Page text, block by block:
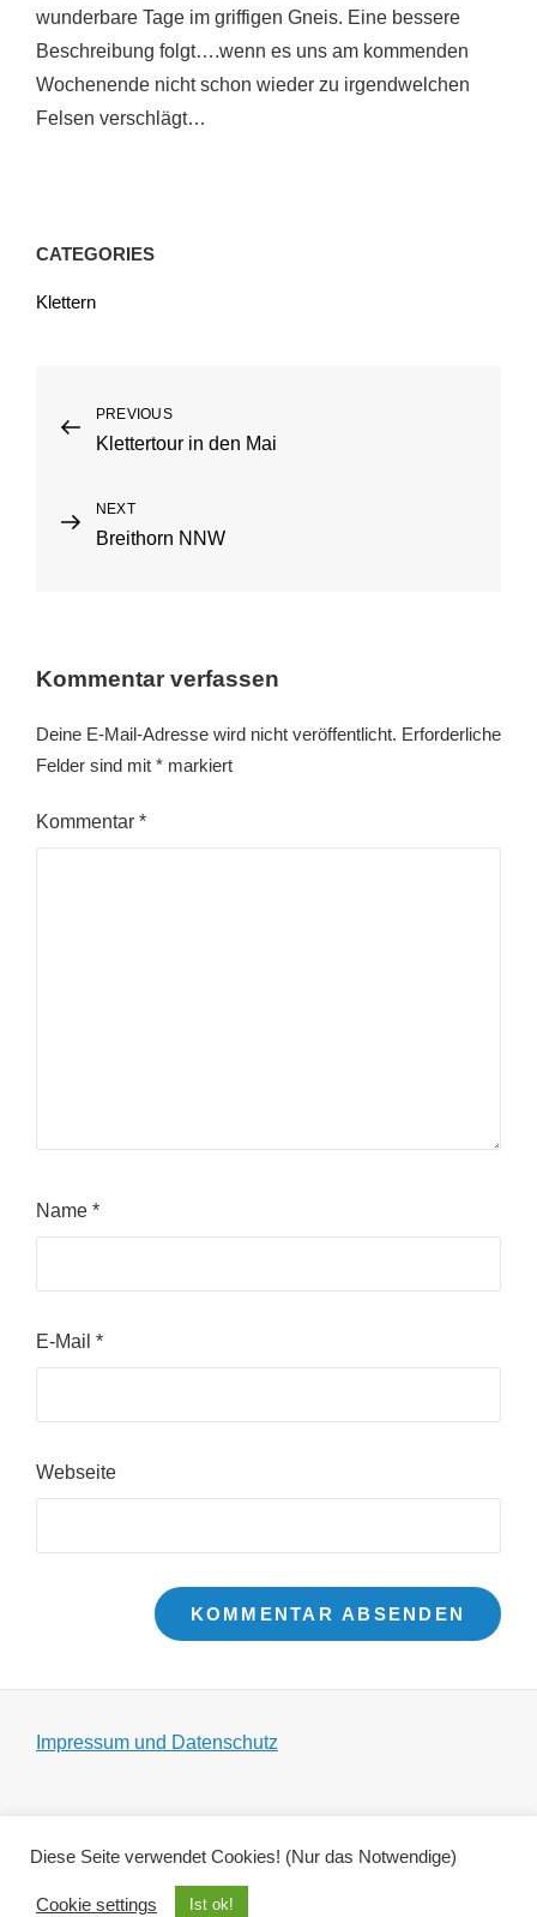
wunderbare Tage im griffigen Gneis. Eine bessere
Beschreibung folgt….wenn es uns am kommenden
Wochenende nicht schon wieder zu irgendwelchen
Felsen verschlägt…
CATEGORIES
Klettern
Beitragsnavigation
Previous
Post
PREVIOUS
Klettertour in den Mai
Next
Post
NEXT
Breithorn NNW
Kommentar verfassen
Deine E-Mail-Adresse wird nicht veröffentlicht. Erforderliche
Felder sind mit * markiert
Kommentar *
Name *
E-Mail *
Webseite
Impressum und Datenschutz
Copyright © 2026Zeltgespenst |Adonis byCatch
Diese Seite verwendet Cookies! (Nur das Notwendige)
Cookie settings Ist ok!